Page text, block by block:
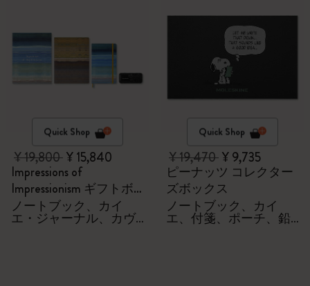
Quick Shop
¥ 19,800¥ 15,840
Impressions of
Impressionism ギフトボ
ックス
ノートブック、カイ
エ・ジャーナル、カヴ
Quick Shop
¥ 19,470¥ 9,735
ピーナッツ コレクター
ズボックス
ノートブック、カイ
エ、付箋、ポーチ、鉛